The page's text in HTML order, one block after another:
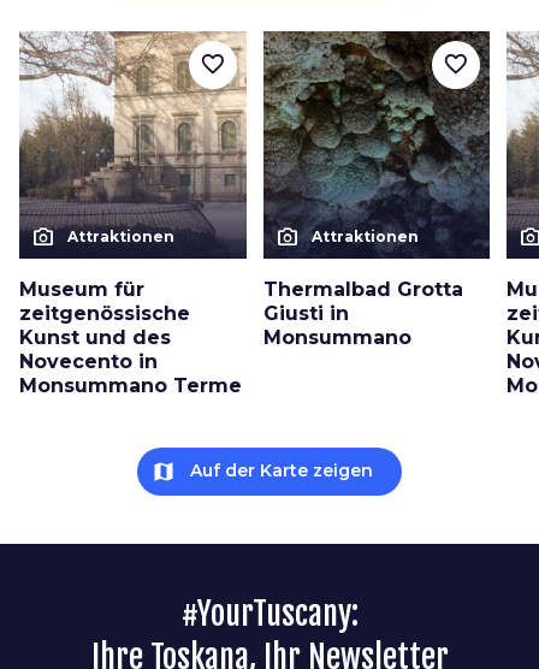
photo_camera Attraktionen
Museum für
zeitgenössische
Kunst und des
Novecento in
Monsummano Terme
favorite_border
photo_camera Attraktionen
Thermalbad Grotta
Giusti in
Monsummano
favorite_border
map Auf der Karte zeigen
#YourTuscany:
Ihre Toskana, Ihr Newsletter